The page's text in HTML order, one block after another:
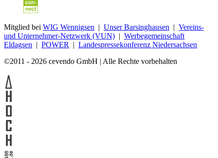
Mitglied bei WIG Wennigsen | Unser Barsinghausen | Vereins-
und Unternehmer-Netzwerk (VUN) | Werbegemeinschaft
Eldagsen | POWER | Landespressekonferenz Niedersachsen
©2011 - 2026 cevendo GmbH | Alle Rechte vorbehalten